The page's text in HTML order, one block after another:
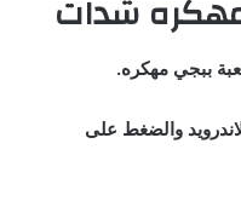
شدات
ببجي مهكره.
والضغط على